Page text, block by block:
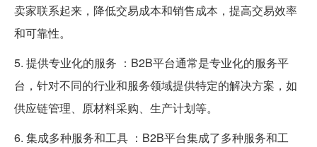
卖家联系起来，降低交易成本和销售成本，提高交易效率
和可靠性。
5. 提供专业化的服务 ：B2B平台通常是专业化的服务平
台，针对不同的行业和服务领域提供特定的解决方案，如
供应链管理、原材料采购、生产计划等。
6. 集成多种服务和工具 ：B2B平台集成了多种服务和工